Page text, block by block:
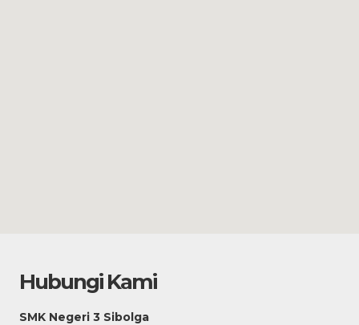
Hubungi Kami
SMK Negeri 3 Sibolga